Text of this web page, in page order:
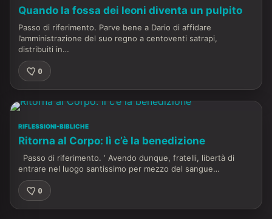
Quando la fossa dei leoni diventa un pulpito
Passo di riferimento. Parve bene a Dario di affidare
l’amministrazione del suo regno a centoventi satrapi,
distribuiti in…
0
RIFLESSIONI-BIBLICHE
Ritorna al Corpo: lì c’è la benedizione
Passo di riferimento. ‘ Avendo dunque, fratelli, libertà di
entrare nel luogo santissimo per mezzo del sangue…
0